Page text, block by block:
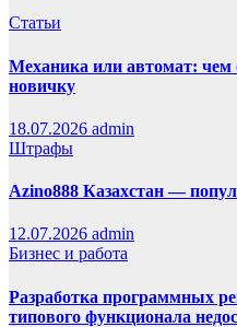
Статьи
Механика или автомат:
новичку
18.07.2026 admin
Штрафы
Azino888 Казахстан —
12.07.2026 admin
Бизнес и работа
Разработка программных
типового функционала